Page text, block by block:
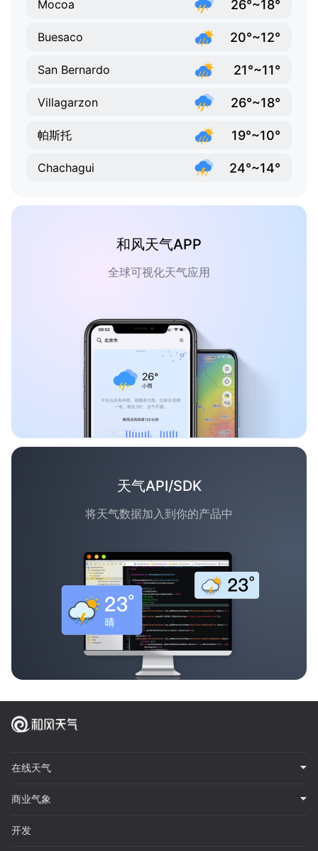
Mocoa 26°~18°
Buesaco 20°~12°
San Bernardo 21°~11°
Villagarzon 26°~18°
帕斯托 19°~10°
Chachagui 24°~14°
和风天气APP
全球可视化天气应用
天气API/SDK
将天气数据加入到你的产品中
在线天气
商业气象
开发